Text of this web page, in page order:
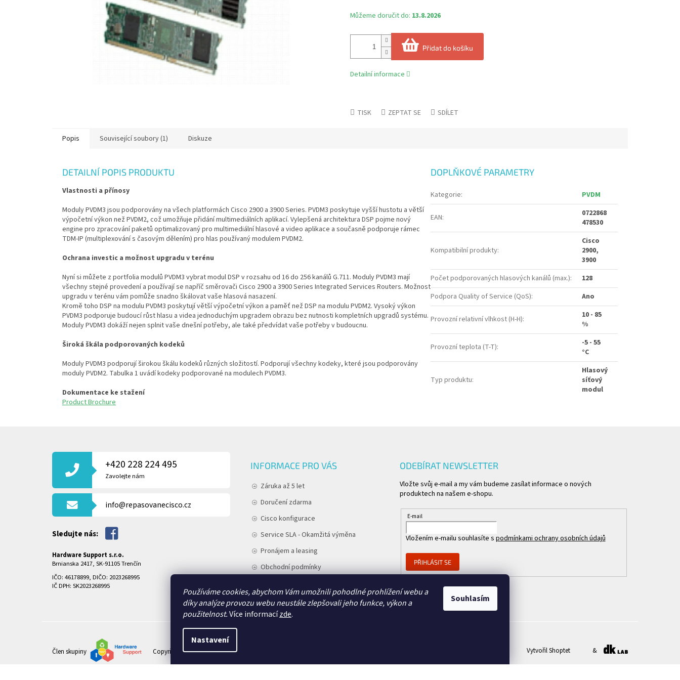
Používáme cookies, abychom Vám umožnili pohodlné prohlížení webu a
díky analýze provozu webu neustále zlepšovali jeho funkce, výkon a
použitelnost.Více informacízde.
Nastavení
Souhlasím
Můžeme doručit do: 13.8.2026
Přidat do košíku
Detailní informace
TISK ZEPTAT SE SDÍLET
Popis Související soubory (1) Diskuze
DETAILNÍ POPIS PRODUKTU
Vlastnosti a přínosy
Moduly PVDM3 jsou podporovány na všech platformách Cisco 2900 a 3900 Series. PVDM3 poskytuje vyšší hustotu a větší
výpočetní výkon než PVDM2, což umožňuje přidání multimediálních aplikací. Vylepšená architektura DSP pojme nový
engine pro zpracování paketů optimalizovaný pro multimediální hlasové a video aplikace a současně podporuje rámec
TDM-IP (multiplexování s časovým dělením) pro hlas používaný modulem PVDM2.
Ochrana investic a možnost upgradu v terénu
Nyní si můžete z portfolia modulů PVDM3 vybrat modul DSP v rozsahu od 16 do 256 kanálů G.711. Moduly PVDM3 mají
všechny stejné provedení a používají se napříč směrovači Cisco 2900 a 3900 Series Integrated Services Routers. Možnost
upgradu v terénu vám pomůže snadno škálovat vaše hlasová nasazení.
Kromě toho DSP na modulu PVDM3 poskytují větší výpočetní výkon a paměť než DSP na modulu PVDM2. Vysoký výkon
PVDM3 podporuje budoucí růst hlasu a videa jednoduchým upgradem obrazu bez nutnosti kompletních upgradů systému.
Moduly PVDM3 dokáží nejen splnit vaše dnešní potřeby, ale také předvídat vaše potřeby v budoucnu.
Široká škála podporovaných kodeků
Moduly PVDM3 podporují širokou škálu kodeků různých složitostí. Podporují všechny kodeky, které jsou podporovány
moduly PVDM2. Tabulka 1 uvádí kodeky podporované na modulech PVDM3.
Dokumentace ke stažení
Product Brochure
DOPLŇKOVÉ PARAMETRY
Kategorie: PVDM
EAN:
0722868
478530
Kompatibilní produkty:
Cisco
2900,
3900
Počet podporovaných hlasových kanálů (max.):
128
Podpora Quality of Service (QoS): Ano
Provozní relativní vlhkost (H-H):
10 - 85
%
Provozní teplota (T-T):
-5 - 55
°C
Typ produktu:
Hlasový
síťový
modul
+420 228 224 495
Zavolejte nám
info@repasovanecisco.cz
Sledujte nás:
Hardware Support s.r.o.
Brnianska 2417, SK-91105 Trenčín
IČO: 46178899, DIČO: 2023268995
IČ DPH: SK2023268995
INFORMACE PRO VÁS
Záruka až 5 let
Doručení zdarma
Cisco konfigurace
Service SLA - Okamžitá výměna
Pronájem a leasing
Obchodní podmínky
Kontakt
ODEBÍRAT NEWSLETTER
Vložte svůj e-mail a my vám budeme zasílat informace o nových
produktech na našem e-shopu.
E-mail
Vložením e-mailu souhlasíte s podmínkami ochrany osobních údajů
PŘIHLÁSIT SE
Vytvořil Shoptet &
Člen skupiny Copyright 2026REPASOVANÉ CISCO